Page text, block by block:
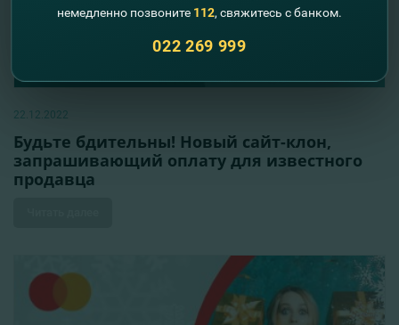
22.12.2022
Будьте бдительны! Новый сайт-клон,
запрашивающий оплату для известного
продавца
немедленно позвоните 112, свяжитесь с банком.
022 269 999